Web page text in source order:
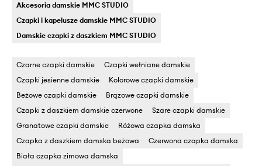
Akcesoria damskie MMC STUDIO
Czapki i kapelusze damskie MMC STUDIO
Damskie czapki z daszkiem MMC STUDIO
Czarne czapki damskie
Czapki wełniane damskie
Czapki jesienne damskie
Kolorowe czapki damskie
Beżowe czapki damskie
Brązowe czapki damskie
Czapki z daszkiem damskie czerwone
Szare czapki damskie
Granatowe czapki damskie
Różowa czapka damska
Czapka z daszkiem damska beżowa
Czerwona czapka damska
Biała czapka zimowa damska